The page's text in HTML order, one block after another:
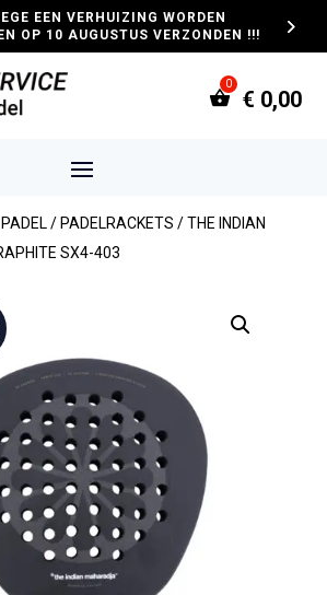
EEN VERHUIZING WORDEN
OP 10 AUGUSTUS VERZONDEN !!!
€ 0,00
PADEL / PADELRACKETS / THE INDIAN
SX4-403